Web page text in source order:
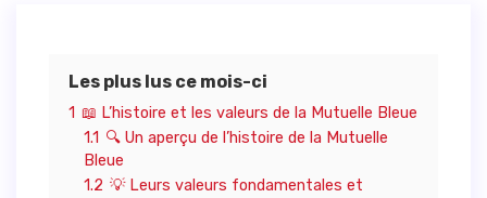
Les plus lus ce mois-ci
1 📖 L’histoire et les valeurs de la Mutuelle Bleue
1.1 🔍 Un aperçu de l’histoire de la Mutuelle
Bleue
1.2 💡 Leurs valeurs fondamentales et